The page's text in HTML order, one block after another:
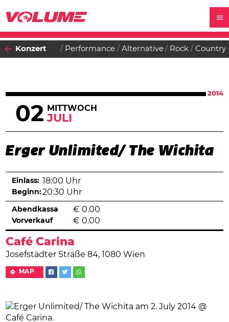
Konzert Performance Alternative Rock Country
2014
02 MITTWOCH
JULI
Erger Unlimited/ The Wichita
Café Carina
Josefstädter Straße 84, 1080 Wien
MAP
Einlass: 18:00 Uhr
Beginn:20:30 Uhr
Abendkassa € 0.00
Vorverkauf € 0.00